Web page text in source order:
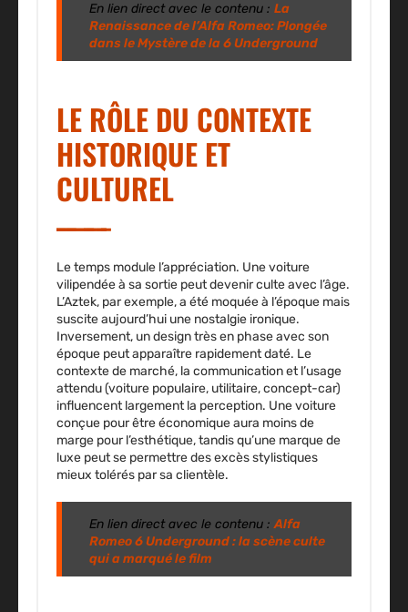
En lien direct avec le contenu : La
Renaissance de l’Alfa Romeo: Plongée
dans le Mystère de la 6 Underground
LE RÔLE DU CONTEXTE
HISTORIQUE ET
CULTUREL
Le temps module l’appréciation. Une voiture
vilipendée à sa sortie peut devenir culte avec l’âge.
L’Aztek, par exemple, a été moquée à l’époque mais
suscite aujourd’hui une nostalgie ironique.
Inversement, un design très en phase avec son
époque peut apparaître rapidement daté. Le
contexte de marché, la communication et l’usage
attendu (voiture populaire, utilitaire, concept-car)
influencent largement la perception. Une voiture
conçue pour être économique aura moins de
marge pour l’esthétique, tandis qu’une marque de
luxe peut se permettre des excès stylistiques
mieux tolérés par sa clientèle.
En lien direct avec le contenu :Alfa
Romeo 6 Underground : la scène culte
qui a marqué le film